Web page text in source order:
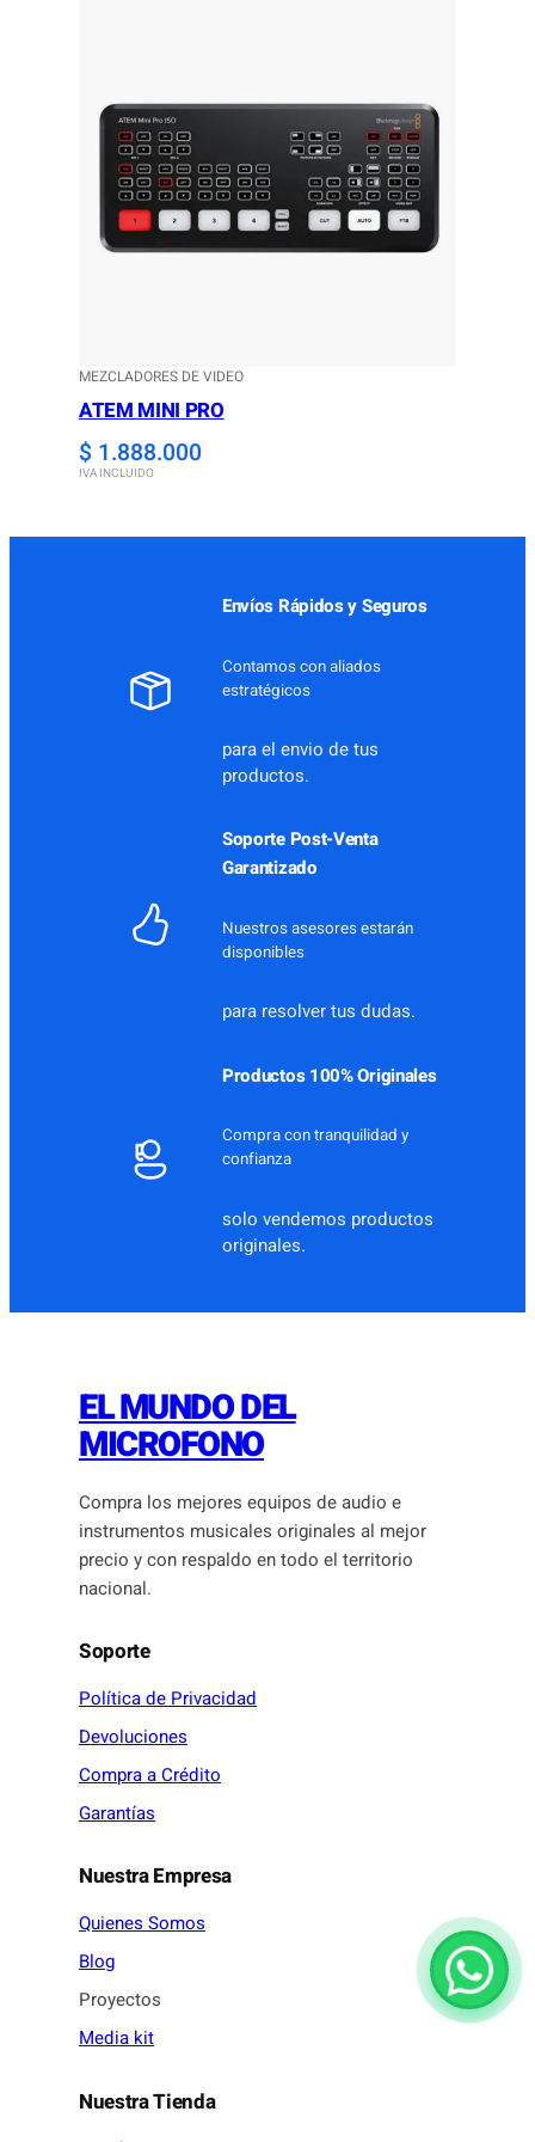
MEZCLADORES DE VIDEO
ATEM MINI PRO
$ 1.888.000
IVA INCLUIDO
Envíos Rápidos y Seguros
Contamos con aliados
estratégicos
para el envio de tus
productos.
Soporte Post-Venta
Garantizado
Nuestros asesores estarán
disponibles
para resolver tus dudas.
Productos 100% Originales
Compra con tranquilidad y
confianza
solo vendemos productos
originales.
EL MUNDO DEL
MICROFONO
Compra los mejores equipos de audio e
instrumentos musicales originales al mejor
precio y con respaldo en todo el territorio
nacional.
Soporte
Política de Privacidad
Devoluciones
Compra a Crédito
Garantías
Nuestra Empresa
Quienes Somos
Blog
Proyectos
Media kit
Nuestra Tienda